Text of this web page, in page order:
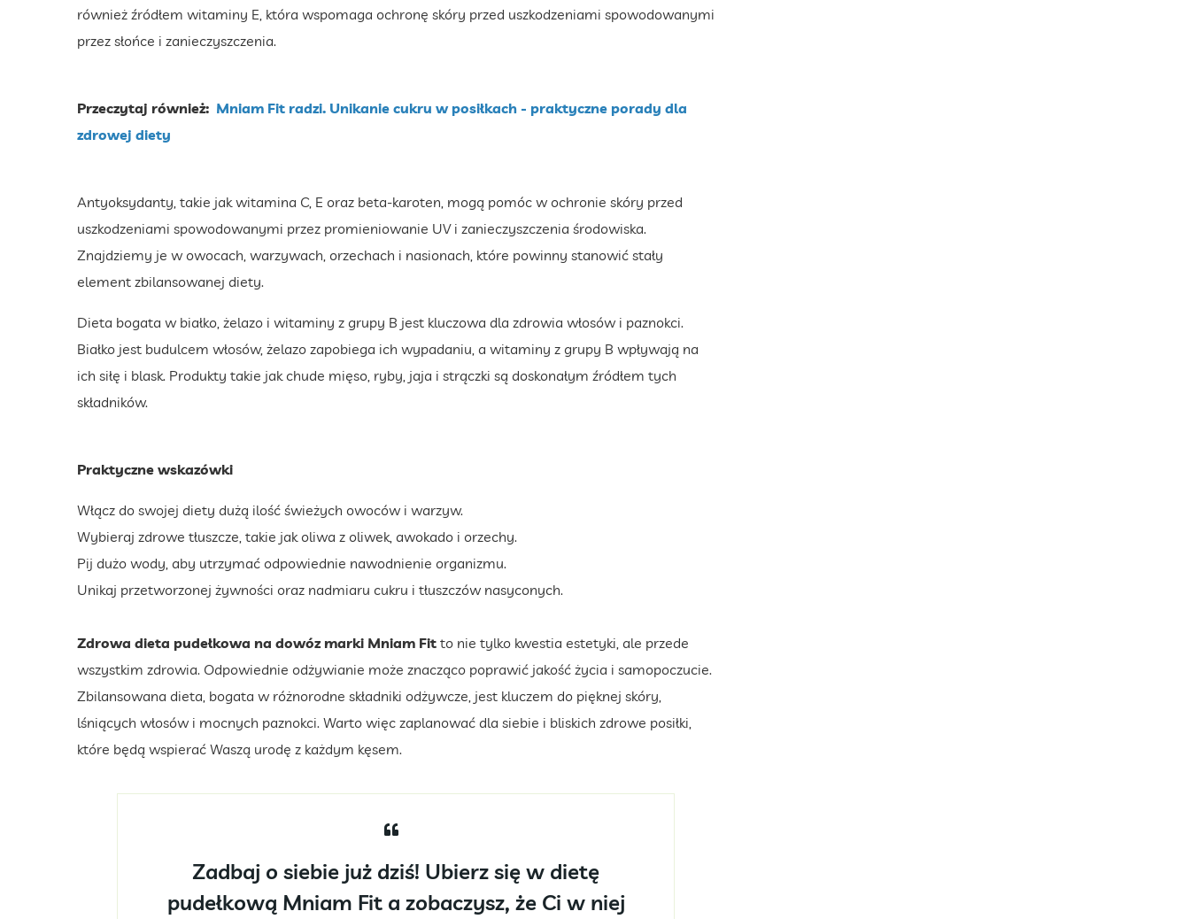
również źródłem witaminy E, która wspomaga ochronę skóry przed uszkodzeniami spowodowanymi
przez słońce i zanieczyszczenia.
Przeczytaj również: Mniam Fit radzi. Unikanie cukru w posiłkach - praktyczne porady dla
zdrowej diety
Antyoksydanty, takie jak witamina C, E oraz beta-karoten, mogą pomóc w ochronie skóry przed
uszkodzeniami spowodowanymi przez promieniowanie UV i zanieczyszczenia środowiska.
Znajdziemy je w owocach, warzywach, orzechach i nasionach, które powinny stanowić stały
element zbilansowanej diety.
Dieta bogata w białko, żelazo i witaminy z grupy B jest kluczowa dla zdrowia włosów i paznokci.
Białko jest budulcem włosów, żelazo zapobiega ich wypadaniu, a witaminy z grupy B wpływają na
ich siłę i blask. Produkty takie jak chude mięso, ryby, jaja i strączki są doskonałym źródłem tych
składników.
Praktyczne wskazówki
Włącz do swojej diety dużą ilość świeżych owoców i warzyw.
Wybieraj zdrowe tłuszcze, takie jak oliwa z oliwek, awokado i orzechy.
Pij dużo wody, aby utrzymać odpowiednie nawodnienie organizmu.
Unikaj przetworzonej żywności oraz nadmiaru cukru i tłuszczów nasyconych.
Zdrowa dieta pudełkowa na dowóz marki Mniam Fit to nie tylko kwestia estetyki, ale przede
wszystkim zdrowia. Odpowiednie odżywianie może znacząco poprawić jakość życia i samopoczucie.
Zbilansowana dieta, bogata w różnorodne składniki odżywcze, jest kluczem do pięknej skóry,
lśniących włosów i mocnych paznokci. Warto więc zaplanować dla siebie i bliskich zdrowe posiłki,
które będą wspierać Waszą urodę z każdym kęsem.
Zadbaj o siebie już dziś! Ubierz się w dietę
pudełkową Mniam Fit a zobaczysz, że Ci w niej